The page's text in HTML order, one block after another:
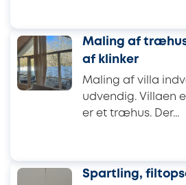
Maling af
af klinker
Maling af villa
udvendig. Villaen
er et træhus. Der...
Spartling,